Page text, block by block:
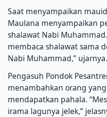
Saat menyampaikan
Maulana menyampaikan
shalawat Nabi
membaca shalawat sama
Nabi Muhammad,” ujarnya.
Pengasuh Pondok
menambahkan orang
mendapatkan pahala.
irama lagunya jelek,”